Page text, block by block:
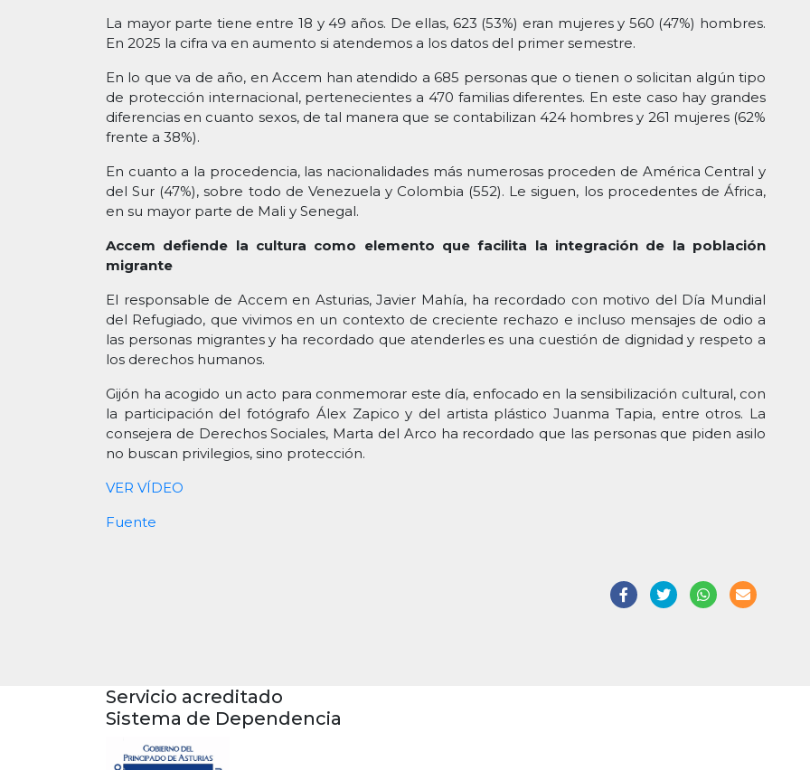
La mayor parte tiene entre 18 y 49 años. De ellas, 623 (53%) eran mujeres y 560 (47%) hombres.
En 2025 la cifra va en aumento si atendemos a los datos del primer semestre.
En lo que va de año, en Accem han atendido a 685 personas que o tienen o solicitan algún tipo
de protección internacional, pertenecientes a 470 familias diferentes. En este caso hay grandes
diferencias en cuanto sexos, de tal manera que se contabilizan 424 hombres y 261 mujeres (62%
frente a 38%).
En cuanto a la procedencia, las nacionalidades más numerosas proceden de América Central y
del Sur (47%), sobre todo de Venezuela y Colombia (552). Le siguen, los procedentes de África,
en su mayor parte de Mali y Senegal.
Accem defiende la cultura como elemento que facilita la integración de la población
migrante
El responsable de Accem en Asturias, Javier Mahía, ha recordado con motivo del Día Mundial
del Refugiado, que vivimos en un contexto de creciente rechazo e incluso mensajes de odio a
las personas migrantes y ha recordado que atenderles es una cuestión de dignidad y respeto a
los derechos humanos.
Gijón ha acogido un acto para conmemorar este día, enfocado en la sensibilización cultural, con
la participación del fotógrafo Álex Zapico y del artista plástico Juanma Tapia, entre otros. La
consejera de Derechos Sociales, Marta del Arco ha recordado que las personas que piden asilo
no buscan privilegios, sino protección.
VER VÍDEO
Fuente
Servicio acreditado
Sistema de Dependencia